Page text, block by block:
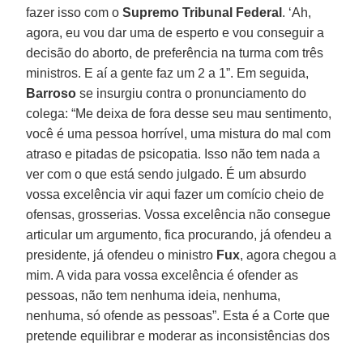
fazer isso com oSupremo Tribunal Federal . ‘Ah,
agora, eu vou dar uma de esperto e vou conseguir a
decisão do aborto, de preferência na turma com três
ministros. E aí a gente faz um 2 a 1”. Em seguida,
Barroso se insurgiu contra o pronunciamento do
colega: “Me deixa de fora desse seu mau sentimento,
você é uma pessoa horrível, uma mistura do mal com
atraso e pitadas de psicopatia. Isso não tem nada a
ver com o que está sendo julgado. É um absurdo
vossa excelência vir aqui fazer um comício cheio de
ofensas, grosserias. Vossa excelência não consegue
articular um argumento, fica procurando, já ofendeu a
presidente, já ofendeu o ministro Fux, agora chegou a
mim. A vida para vossa excelência é ofender as
pessoas, não tem nenhuma ideia, nenhuma,
nenhuma, só ofende as pessoas”. Esta é a Corte que
pretende equilibrar e moderar as inconsistências dos